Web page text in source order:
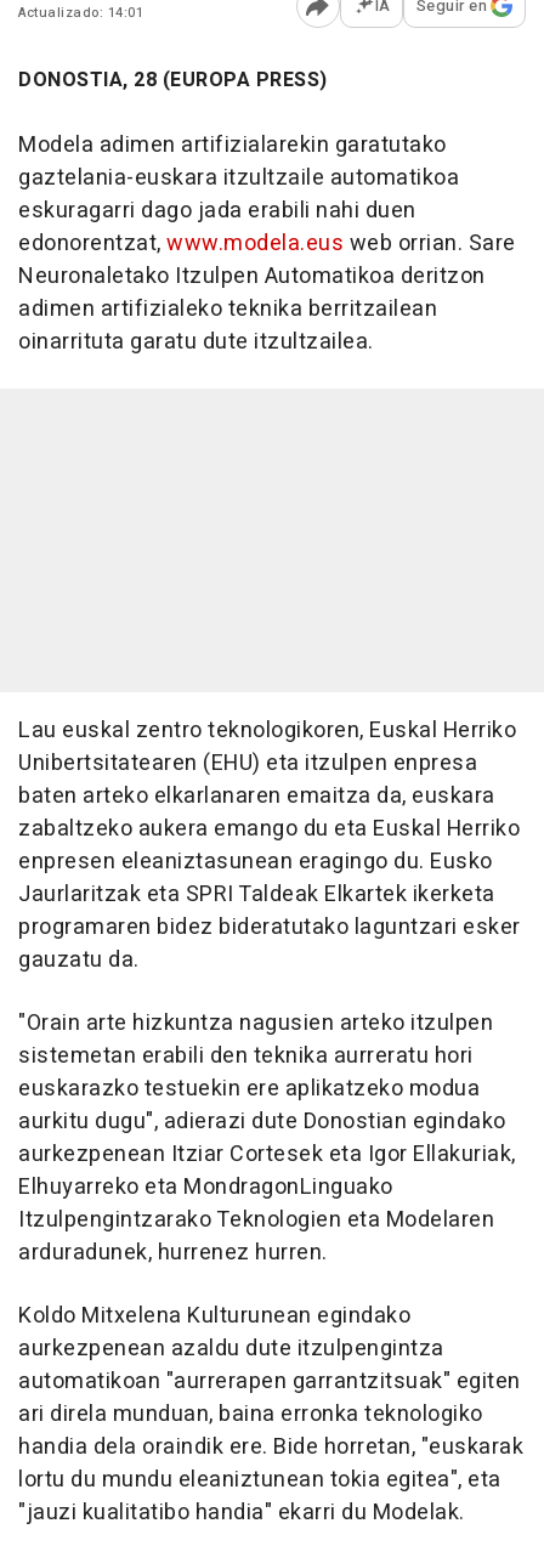
Actualizado: 14:01
Abrir opciones para
IA Seguir en
DONOSTIA, 28 (EUROPA PRESS)
Modela adimen artifizialarekin garatutako
gaztelania-euskara itzultzaile automatikoa
eskuragarri dago jada erabili nahi duen
edonorentzat,www.modela.eus web orrian. Sare
Neuronaletako Itzulpen Automatikoa deritzon
adimen artifizialeko teknika berritzailean
oinarrituta garatu dute itzultzailea.
Lau euskal zentro teknologikoren, Euskal Herriko
Unibertsitatearen (EHU) eta itzulpen enpresa
baten arteko elkarlanaren emaitza da, euskara
zabaltzeko aukera emango du eta Euskal Herriko
enpresen eleaniztasunean eragingo du. Eusko
Jaurlaritzak eta SPRI Taldeak Elkartek ikerketa
programaren bidez bideratutako laguntzari esker
gauzatu da.
"Orain arte hizkuntza nagusien arteko itzulpen
sistemetan erabili den teknika aurreratu hori
euskarazko testuekin ere aplikatzeko modua
aurkitu dugu", adierazi dute Donostian egindako
aurkezpenean Itziar Cortesek eta Igor Ellakuriak,
Elhuyarreko eta MondragonLinguako
Itzulpengintzarako Teknologien eta Modelaren
arduradunek, hurrenez hurren.
Koldo Mitxelena Kulturunean egindako
aurkezpenean azaldu dute itzulpengintza
automatikoan "aurrerapen garrantzitsuak" egiten
ari direla munduan, baina erronka teknologiko
handia dela oraindik ere. Bide horretan, "euskarak
lortu du mundu eleaniztunean tokia egitea", eta
"jauzi kualitatibo handia" ekarri du Modelak.